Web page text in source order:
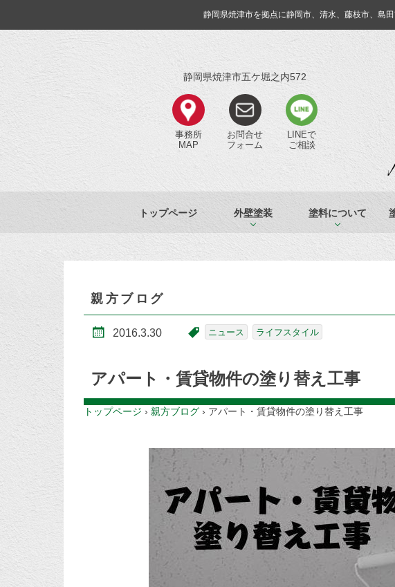
静岡県焼津市を拠点に静岡市、清水、藤枝市、島
静岡県焼津市五ケ堀之内572
事務所
MAP
お問合せ
フォーム
LINEで
ご相談
トップページ 外壁塗装 塗料について
親方ブログ
2016.3.30 ニュース ライフスタイル
アパート・賃貸物件の塗り替え工事
トップページ › 親方ブログ › アパート・賃貸物件の塗り替え工事